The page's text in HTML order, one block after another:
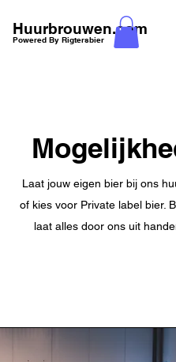
Huurbrouwen.com
Powered By Rigtersbier
Laat jouw eigen bier bij ons
of kies voor Private label bier.
laat alles door ons uit